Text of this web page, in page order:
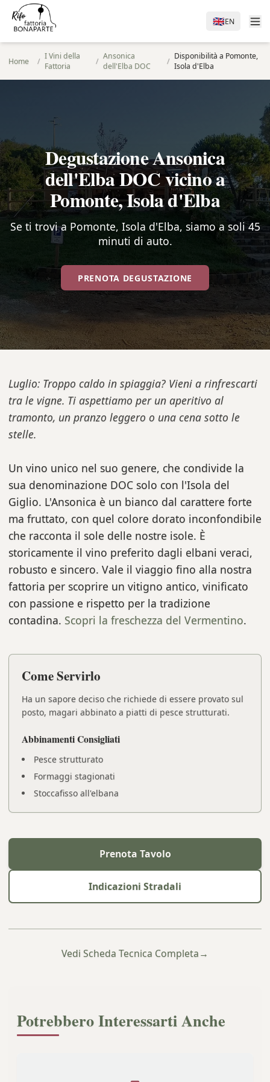
🇬🇧EN
Home / I Vini della
Fattoria
/ Ansonica
dell'Elba DOC
/ Disponibilità a Pomonte,
Isola d'Elba
Degustazione Ansonica
dell'Elba DOC vicino a
Pomonte, Isola d'Elba
Se ti trovi a Pomonte, Isola d'Elba, siamo a soli 45
minuti di auto.
PRENOTA DEGUSTAZIONE
Luglio: Troppo caldo in spiaggia? Vieni a rinfrescarti
tra le vigne. Ti aspettiamo per un aperitivo al
tramonto, un pranzo leggero o una cena sotto le
stelle.
Un vino unico nel suo genere, che condivide la
sua denominazione DOC solo con l'Isola del
Giglio. L'Ansonica è un bianco dal carattere forte
ma fruttato, con quel colore dorato inconfondibile
che racconta il sole delle nostre isole. È
storicamente il vino preferito dagli elbani veraci,
robusto e sincero. Vale il viaggio fino alla nostra
fattoria per scoprire un vitigno antico, vinificato
con passione e rispetto per la tradizione
contadina. Scopri la freschezza del Vermentino.
Come Servirlo
Ha un sapore deciso che richiede di essere provato sul
posto, magari abbinato a piatti di pesce strutturati.
Abbinamenti Consigliati
Pesce strutturato
Formaggi stagionati
Stoccafisso all'elbana
Prenota Tavolo
Indicazioni Stradali
Vedi Scheda Tecnica Completa→
Potrebbero Interessarti Anche